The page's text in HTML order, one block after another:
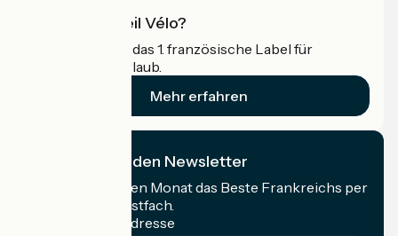
Was ist Accueil Vélo?
Accueil Vélo ist das 1. französische Label für
Radfahrer im Urlaub.
Mehr erfahren
Ich abonniere den Newsletter
Erhalten Sie jeden Monat das Beste Frankreichs per
Rad in Ihrem Postfach.
Meine E-Mail-Adresse